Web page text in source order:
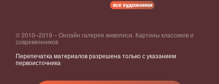
© 2010–2019 – Онлайн галерея живописи. Картины классиков и
современников
Перепечатка материалов разрешена только с указанием
первоисточника